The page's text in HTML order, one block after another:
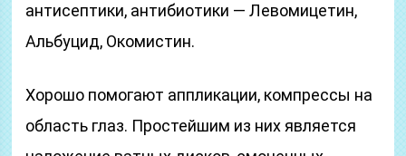
антисептики, антибиотики — Левомицетин,
Альбуцид, Окомистин.
Хорошо помогают аппликации, компрессы на
область глаз. Простейшим из них является